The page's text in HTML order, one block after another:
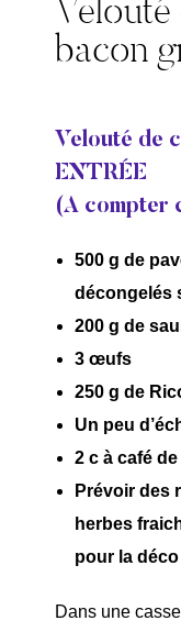
Velouté
bacon
Velouté de
ENTRÉE
(A compter
500 g de
décongelés
200 g de
3 œufs
250 g de
Un peu
2 c à café
Prévoir des
herbes
pour la déco
Dans une